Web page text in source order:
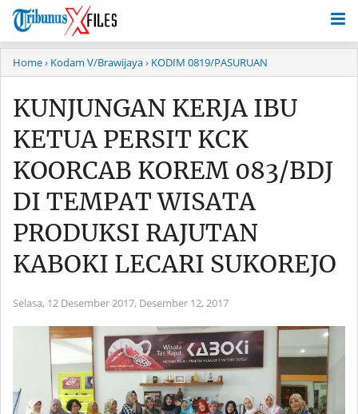
Home› Kodam V/Brawijaya› KODIM 0819/PASURUAN
KUNJUNGAN KERJA IBU
KETUA PERSIT KCK
KOORCAB KOREM 083/BDJ
DI TEMPAT WISATA
PRODUKSI RAJUTAN
KABOKI LECARI SUKOREJO
Selasa, 12 Desember 2017, Desember 12, 2017